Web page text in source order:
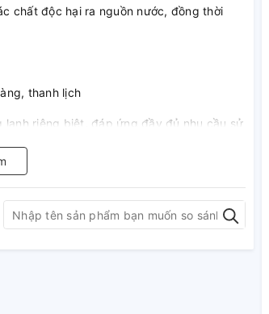
chất độc hại ra nguồn nước, đồng thời
thanh lịch
lạnh riêng biệt, đáp ứng đầy đủ nhu cầu sử
cạnh đó, máy có nhiệt độ nóng 85°C -
sữa, pha cafe, nấu mỳ,... thật tiện lợi.
bên dưới vòi giúp khách hàng tối ưu
như ly, cốc, chén, bình sữa,...